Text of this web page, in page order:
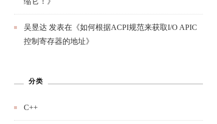
吴昱达 发表在《如何根据ACPI规范来获取I/O APIC
控制寄存器的地址》
分类
C++